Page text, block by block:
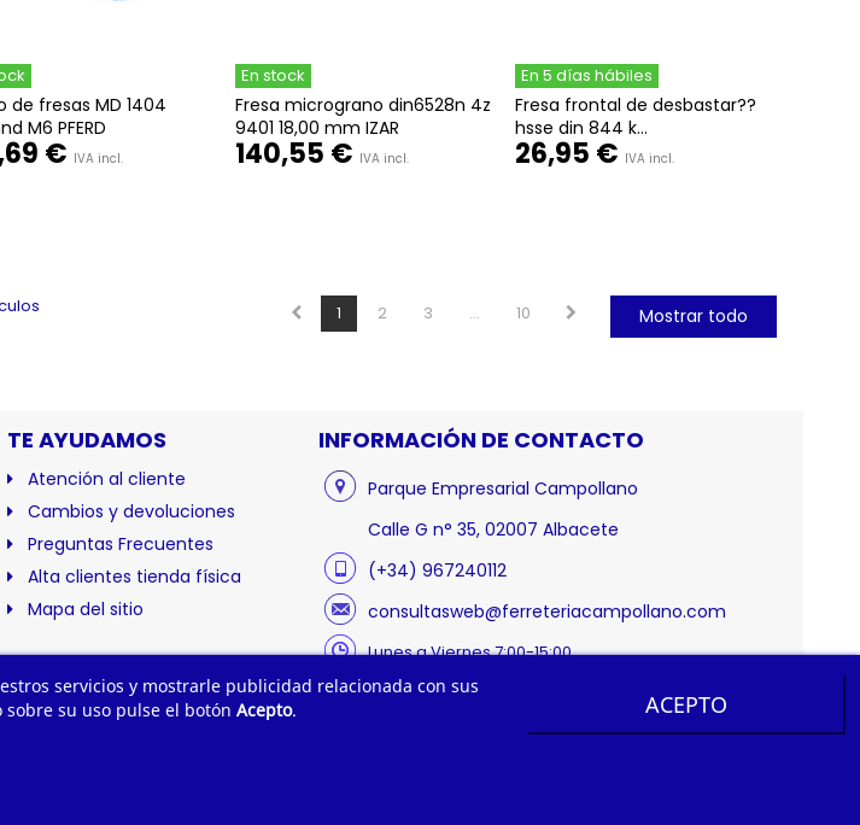
de fresas MD 1404
M6 PFERD
€ IVA incl.
En stock
Fresa micrograno din6528n 4z
9401 18,00 mm IZAR
140,55 € IVA incl.
En 5 días hábiles
Fresa frontal de desbastar??
hsse din 844 k...
26,95 € IVA incl.
Mostrar todo
1 2 3 ... 10
TE AYUDAMOS
Atención al cliente
Cambios y devoluciones
Preguntas Frecuentes
Alta clientes tienda física
Mapa del sitio
INFORMACIÓN DE CONTACTO
Parque Empresarial Campollano
Calle G n° 35, 02007 Albacete
(+34) 967240112
consultasweb@ferreteriacampollano.com
Lunes a Viernes 7:00-15:00
servicios y mostrarle publicidad relacionada con sus
su uso pulse el botón Acepto. ACEPTO